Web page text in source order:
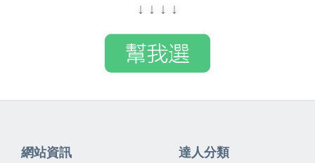
↓ ↓ ↓ ↓
網站資訊 達人分類